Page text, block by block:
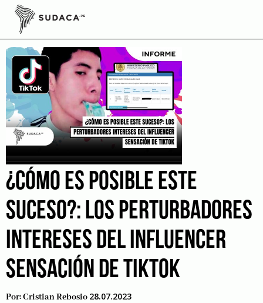
Skip
contentTiktoker
¿CÓMO ES POSIBLE ESTE
SUCESO?: LOS PERTURBADORES
INTERESES DEL INFLUENCER
SENSACIÓN DE TIKTOK
Por:Cristian Rebosio 28.07.2023